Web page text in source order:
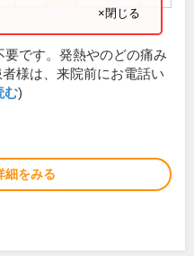
×閉じる
要です。発熱やのどの痛み
様は、来院前にお電話い
む)
細をみる